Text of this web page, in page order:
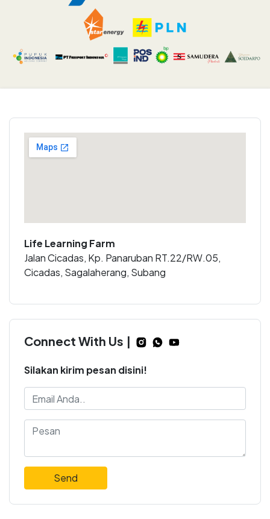
Life Learning Farm
Jalan Cicadas, Kp. Panaruban RT.22/RW.05,
Cicadas, Sagalaherang, Subang
Connect With Us |
Silakan kirim pesan disini!
Send